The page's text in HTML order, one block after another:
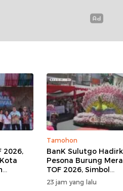
2026,
Tamohon
BanK Sulutgo
Pesona Burung
TOF 2026, Simbol
Keagungan Dan
Kemakmuran
23 jam yang lalu